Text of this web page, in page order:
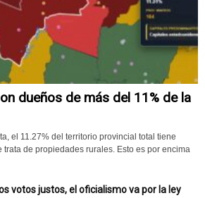
dueños de más del 11% de la
el 11.27% del territorio provincial total tiene
trata de propiedades rurales. Esto es por encima
votos justos, el oficialismo va por la ley